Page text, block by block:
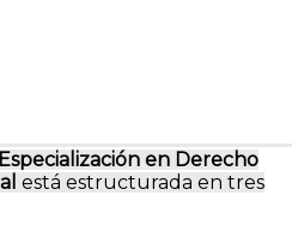
Especialización en Derecho
está estructurada en tres